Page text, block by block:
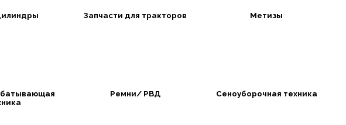
Запчасти для тракторов Метизы
Ремни/ РВД Сеноуборочная техника